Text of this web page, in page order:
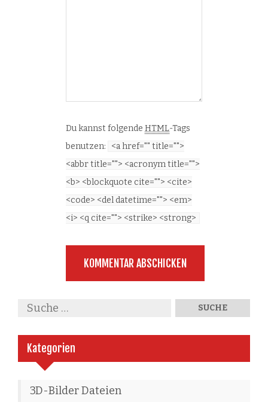
Du kannst folgende HTML-Tags
benutzen:
<a href="" title="">
<abbr title=""> <acronym title="">
<b> <blockquote cite=""> <cite>
<code> <del datetime=""> <em>
<i> <q cite=""> <strike> <strong>
Kategorien
3D-Bilder Dateien